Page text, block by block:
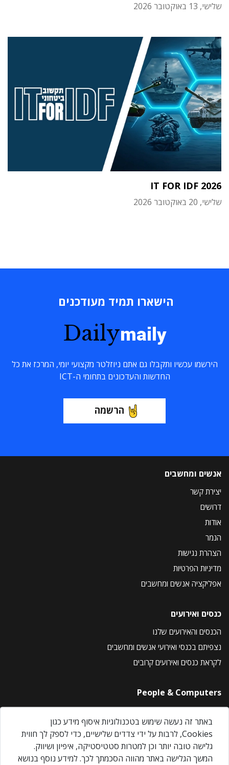
שלישי, 13 באוקטובר 2026
IT FOR IDF 2026
שלישי, 20 באוקטובר 2026
הישארו תמיד מעודכנים
Dailymaily
הירשמו עכשיו ותקבלו גם אתם ניוזלטר מקצועי יומי, המרכז את כל
החדשות והעדכונים בתחומי ה-ICT
הרשמה
אנשים ומחשבים
יצירת קשר
דרושים
אודות
הנמר
הצהרת נגישות
מדיניות הפרטיות
אפליקציה אנשים ומחשבים
כנסים ואירועים
הכנסים והאירועים שלנו
נצפיתם בכנסי ואירועי אנשים ומחשבים
לקראת כנסים ואירועים קרובים
People & Computers
About Us
Privacy Policy
Contact Us
Our Events
באתר זה נעשה שימוש בטכנולוגיות איסוף מידע כגון
Cookies, לרבות על ידי צדדים שלישיים, כדי לספק לך חווית
גלישה טובה יותר וכן למטרות סטטיסטיקה, איפיון ושיווק.
המשך הגלישה באתר מהווה הסכמתך לכך. למידע נוסף בנושא